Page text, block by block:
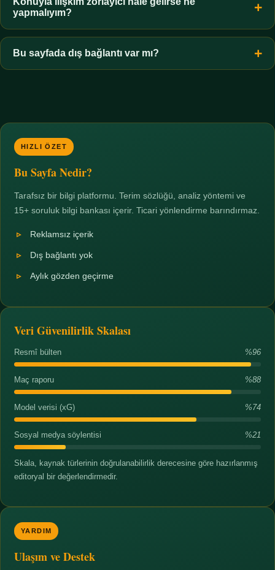
zorunluluktur.
yapmalıyım?
Zaman sınırı koyun, harcadığınız süreyi ölçün ve gerekirse
profesyonel destek alın. Türkiye'de ücretsiz danışma hatları
mevcuttur; yardım istemek güçlü bir adımdır.
Bu sayfada dış bağlantı var mı?
HIZLI ÖZET
Bu Sayfa Nedir?
Tarafsız bir bilgi platformu. Terim sözlüğü, analiz yöntemi ve
15+ soruluk bilgi bankası içerir. Ticari yönlendirme barındırmaz.
Reklamsız içerik
Dış bağlantı yok
Aylık gözden geçirme
Veri Güvenilirlik Skalası
Resmî bülten %96
Maç raporu %88
Model verisi (xG) %74
Sosyal medya söylentisi %21
Skala, kaynak türlerinin doğrulanabilirlik derecesine göre hazırlanmış
editoryal bir değerlendirmedir.
YARDIM
Ulaşım ve Destek